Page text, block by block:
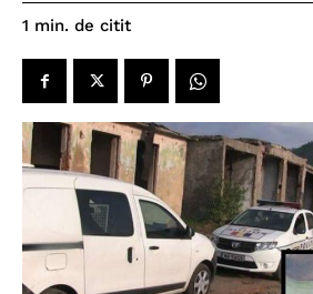
1 min. de citit